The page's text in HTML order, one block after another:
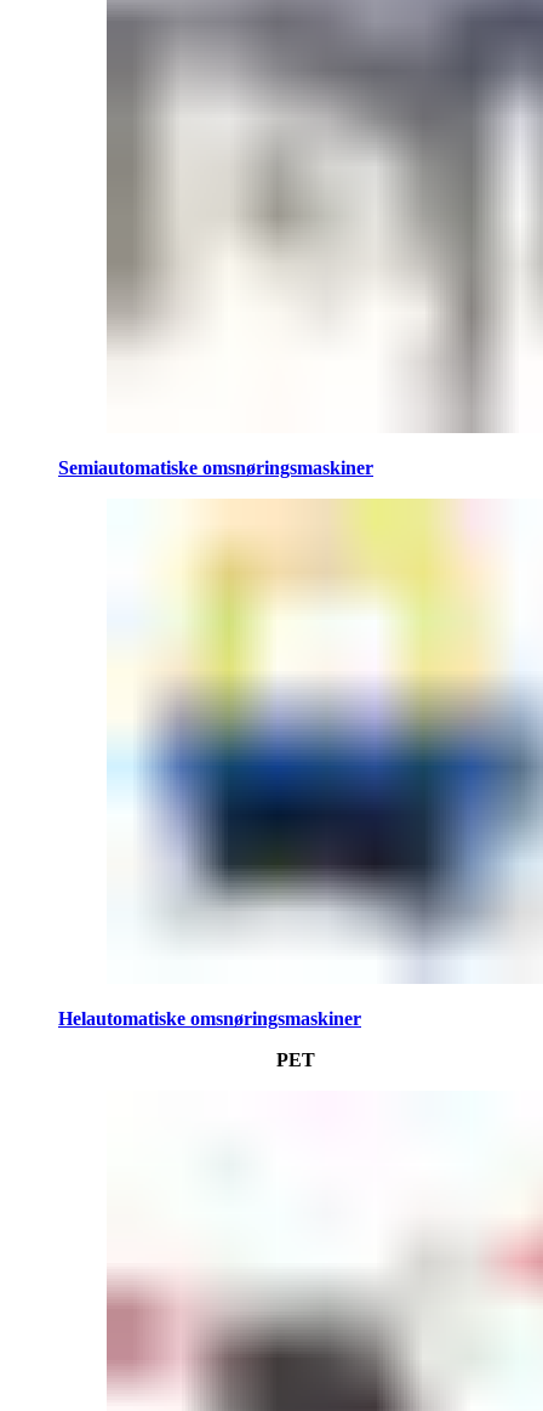
Semiautomatiske omsnøringsmaskiner
Helautomatiske omsnøringsmaskiner
PET